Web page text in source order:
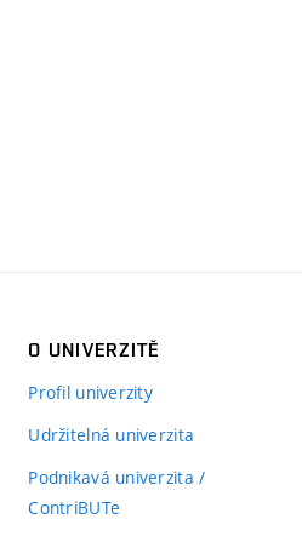
O UNIVERZITĚ
Profil univerzity
Udržitelná univerzita
Podnikavá univerzita /
ContriBUTe